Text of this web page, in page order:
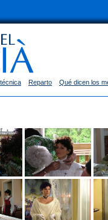
Reparto Qué dicen los